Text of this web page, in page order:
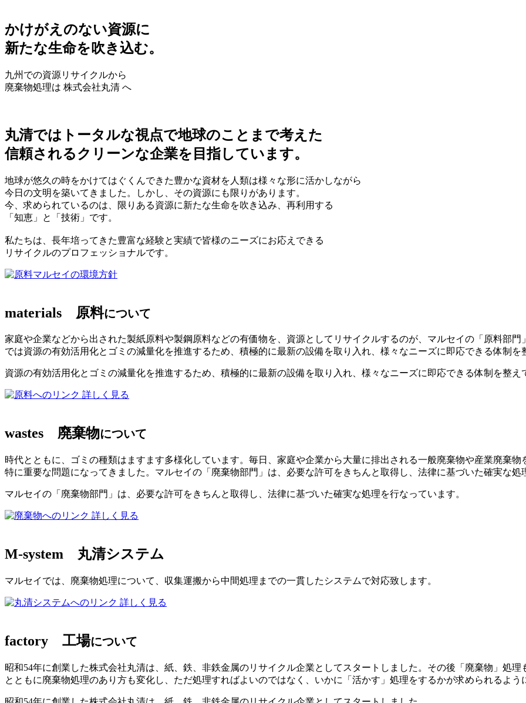
かけがえのない資源に
新たな生命を吹き込む。
九州での資源リサイクルから
廃棄物処理は 株式会社丸清 へ
丸清ではトータルな視点で地球のことまで考えた
信頼されるクリーンな企業を目指しています。
地球が悠久の時をかけてはぐくんできた豊かな資材を人類は様々な形に活かしながら
今日の文明を築いてきました。しかし、その資源にも限りがあります。
今、求められているのは、限りある資源に新たな生命を吹き込み、再利用する
「知恵」と「技術」です。
私たちは、長年培ってきた豊富な経験と実績で皆様のニーズにお応えできる
リサイクルのプロフェッショナルです。
マルセイの環境方針
materials 原料について
家庭や企業などから出された製紙原料や製鋼原料などの有価物を、資源としてリサイクルするのが、マルセイの「原料部
では資源の有効活用化とゴミの減量化を推進するため、積極的に最新の設備を取り入れ、様々なニーズに即応できる体制を
資源の有効活用化とゴミの減量化を推進するため、積極的に最新の設備を取り入れ、様々なニーズに即応できる体制を整え
詳しく見る
wastes 廃棄物について
時代とともに、ゴミの種類はますます多様化しています。毎日、家庭や企業から大量に排出される一般廃棄物や産業廃棄物
特に重要な問題になってきました。マルセイの「廃棄物部門」は、必要な許可をきちんと取得し、法律に基づいた確実な処
マルセイの「廃棄物部門」は、必要な許可をきちんと取得し、法律に基づいた確実な処理を行なっています。
詳しく見る
M-system 丸清システム
マルセイでは、廃棄物処理について、収集運搬から中間処理までの一貫したシステムで対応致します。
詳しく見る
factory 工場について
昭和54年に創業した株式会社丸清は、紙、鉄、非鉄金属のリサイクル企業としてスタートしました。その後「廃棄物」処
とともに廃棄物処理のあり方も変化し、ただ処理すればよいのではなく、いかに「活かす」処理をするかが求められるよう